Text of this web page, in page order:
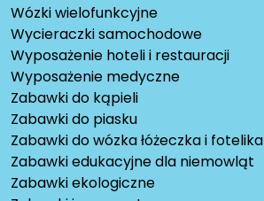
Wózki wielofunkcyjne
Wycieraczki samochodowe
Wyposażenie hoteli i restauracji
Wyposażenie medyczne
Zabawki do kąpieli
Zabawki do piasku
Zabawki do wózka łóżeczka i fotelika
Zabawki edukacyjne dla niemowląt
Zabawki ekologiczne